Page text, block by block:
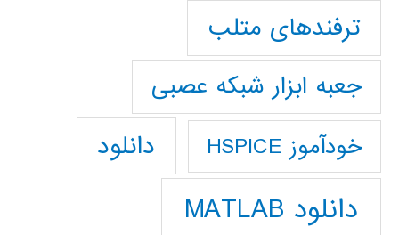
ترفندهای متلب
جعبه ابزار شبکه عصبی
خودآموز HSPICE دانلود
دانلود MATLAB